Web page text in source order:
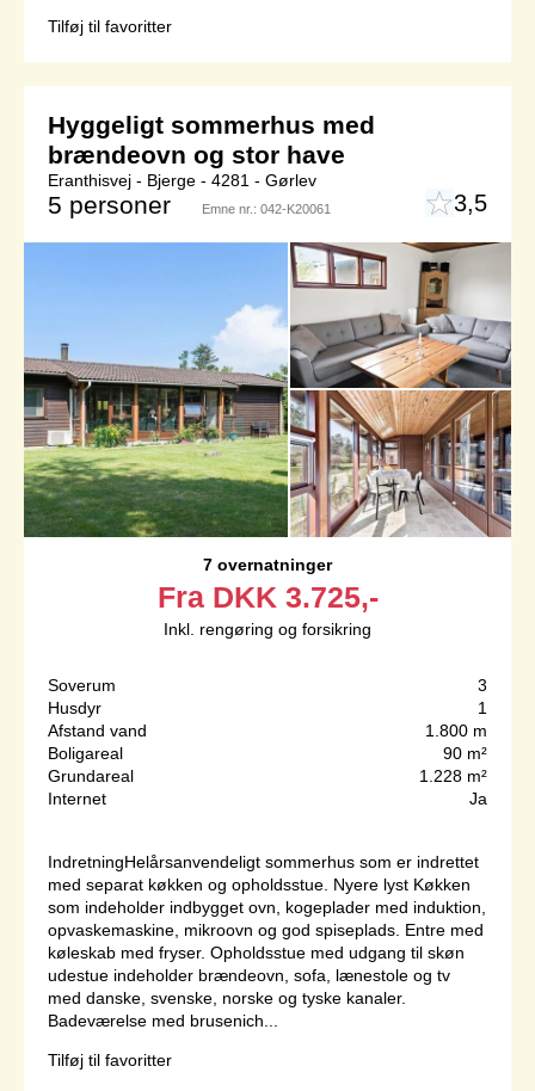
Tilføj til favoritter
Hyggeligt sommerhus med
brændeovn og stor have
Eranthisvej - Bjerge - 4281 - Gørlev
5 personer Emne nr.: 042-K20061 3,5
7 overnatninger
Fra DKK 3.725,-
Inkl. rengøring og forsikring
Soverum
3
Husdyr
1
Afstand vand
1.800 m
Boligareal
90 m²
Grundareal
1.228 m²
Internet
Ja
IndretningHelårsanvendeligt sommerhus som er indrettet
med separat køkken og opholdsstue. Nyere lyst Køkken
som indeholder indbygget ovn, kogeplader med induktion,
opvaskemaskine, mikroovn og god spiseplads. Entre med
køleskab med fryser. Opholdsstue med udgang til skøn
udestue indeholder brændeovn, sofa, lænestole og tv
med danske, svenske, norske og tyske kanaler.
Badeværelse med brusenich...
Tilføj til favoritter